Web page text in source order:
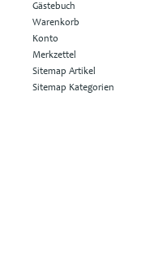
Gästebuch
Warenkorb
Konto
Merkzettel
Sitemap Artikel
Sitemap Kategorien